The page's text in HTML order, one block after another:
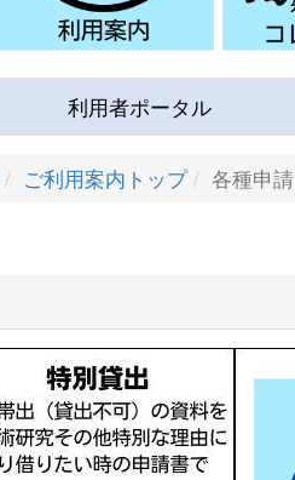
利用者ポータル
ご利用案内トップ 各種申請